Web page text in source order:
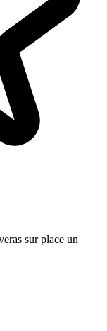
sur place un